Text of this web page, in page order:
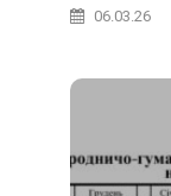
06.03.26